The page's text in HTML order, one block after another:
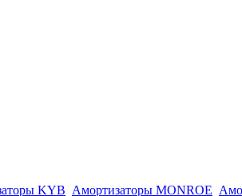
KYB Амортизаторы MONROE